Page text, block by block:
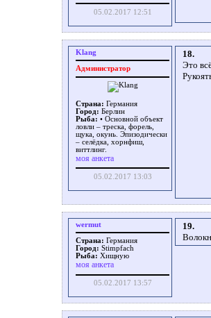
05.02.2017 12:51
Klang
Администратор
Страна: Германия
Город: Берлин
Рыба: • Основной объект
ловли – треска, форель,
щука, окунь. Эпизодически
– селёдка, хорнфиш,
виттлинг.
моя анкета
05.02.2017 13:03
18.
Это
wermut
Страна: Германия
Город: Stimpfach
Рыба: Хищную
моя анкета
05.02.2017 13:57
19.